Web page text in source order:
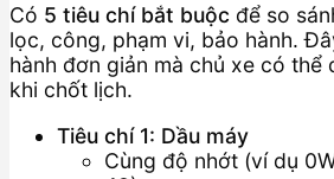
Có 5 tiêu chí bắt buộc để so
lọc, công, phạm vi, bảo hành.
hành đơn giản mà chủ xe có thể
khi chốt lịch.
Tiêu chí 1: Dầu máy
Cùng độ nhớt (ví dụ